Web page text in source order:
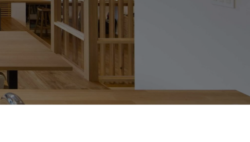
く